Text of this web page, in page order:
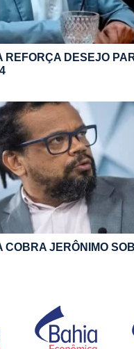
REFORÇA DESEJO
COBRA JERÔNIMO